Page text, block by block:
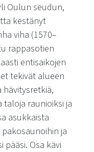
Oulun seudun,
kestänyt
viha (1570–
rappasotien
entisaikojen
tekivät alueen
raunioiksi ja
asukkaista
ja
pääsi. Osa kävi